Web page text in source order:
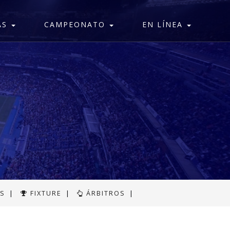
CAMPEONATO EN LÍNEA
| FIXTURE | ÁRBITROS |